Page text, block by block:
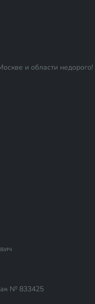
и области недорого!
№ 833425